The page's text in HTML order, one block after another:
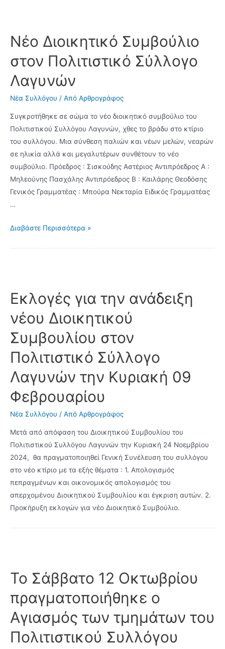
Νέο Διοικητικό Συμβούλιο
στον Πολιτιστικό Σύλλογο
Λαγυνών
Νέα Συλλόγου / Από Αρθρογράφος
Συγκροτήθηκε σε σώμα το νέο διοικητικό συμβούλιο του
Πολιτιστικού Συλλόγου Λαγυνών, χθες το βράδυ στο κτίριο
του συλλόγου. Μια σύνθεση παλιών και νέων μελών, νεαρών
σε ηλικία αλλά και μεγαλυτέρων συνθέτουν το νέο
συμβούλιο. Πρόεδρος : Σισκούδης Αστέριος Αντιπρόεδρος Α :
Μηλεούνης Πασχάλης Αντιπρόεδρος Β : Καιλάρης Θεοδόσης
Γενικός Γραμματέας : Μπούρα Νεκταρία Ειδικός Γραμματέας
…
Νέο
Λαγυνών
Διαβάστε Περισσότερα »
Εκλογές για την ανάδειξη
νέου Διοικητικού
Συμβουλίου στον
Πολιτιστικό Σύλλογο
Λαγυνών την Κυριακή 09
Φεβρουαρίου
Νέα Συλλόγου / Από Αρθρογράφος
Μετά από απόφαση του Διοικητικού Συμβουλίου του
Πολιτιστικού Συλλόγου Λαγυνών την Κυριακή 24 Νοεμβρίου
2024, θα πραγματοποιηθεί Γενική Συνέλευση του συλλόγου
στο νέο κτίριο με τα εξής θέματα : 1. Απολογισμός
πεπραγμένων και οικονομικός απολογισμός του
απερχομένου Διοικητικού Συμβουλίου και έγκριση αυτών. 2.
Προκήρυξη εκλογών για νέο Διοικητικό Συμβούλιο.
Το Σάββατο 12 Οκτωβρίου
πραγματοποιήθηκε ο
Αγιασμός των τμημάτων του
Πολιτιστικού Συλλόγου